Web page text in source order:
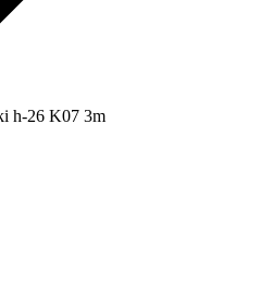
h-26 K07 3m